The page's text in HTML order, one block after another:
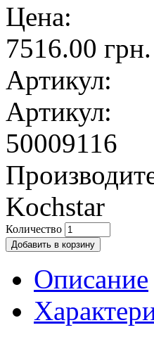
Цена:
7516.00 грн.
Артикул:
Артикул:
50009116
Kochstar
Количество
Описание